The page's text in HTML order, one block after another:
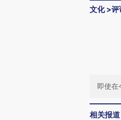
文化>评
即使在
相关报道